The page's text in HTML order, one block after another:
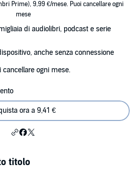
Prime), 9,99 €/mese. Puoi cancellare ogni
mese
di audiolibri, podcast e serie
anche senza connessione
ogni mese.
ora a 9,41 €
titolo